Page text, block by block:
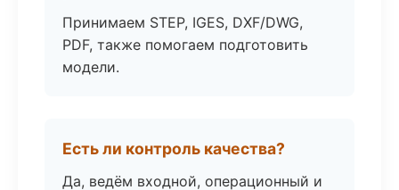
Принимаем STEP, IGES, DXF/DWG,
PDF, также помогаем подготовить
модели.
Есть ли контроль качества?
Да, ведём входной, операционный и